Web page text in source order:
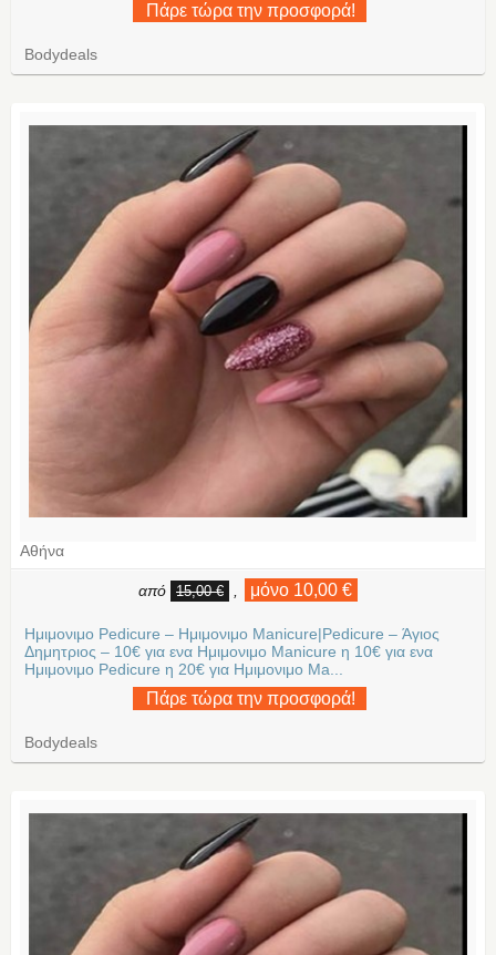
Πάρε τώρα την προσφορά!
Bodydeals
Αθήνα
από 15,00 € μόνο 10,00 €
Ημιμονιμο Pedicure – Ημιμονιμο Manicure|Pedicure – Άγιος
Δημητριος – 10€ για ενα Ημιμονιμο Manicure η 10€ για ενα
Ημιμονιμο Pedicure η 20€ για Ημιμονιμο Ma...
Πάρε τώρα την προσφορά!
Bodydeals